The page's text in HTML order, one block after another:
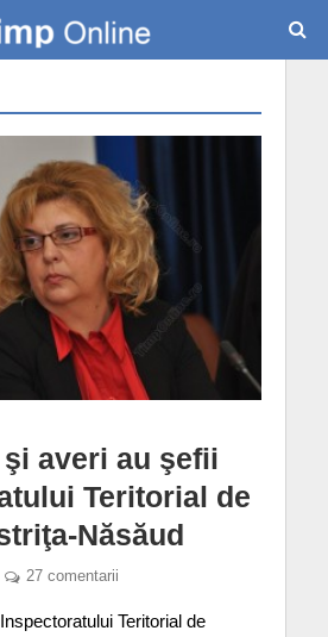
averi au şefii
Teritorial de
Năsăud
27 comentarii
Teritorial de